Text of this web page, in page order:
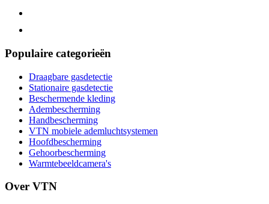
Populaire categorieën
Draagbare gasdetectie
Stationaire gasdetectie
Beschermende kleding
Adembescherming
Handbescherming
VTN mobiele ademluchtsystemen
Hoofdbescherming
Gehoorbescherming
Warmtebeeldcamera's
Over VTN